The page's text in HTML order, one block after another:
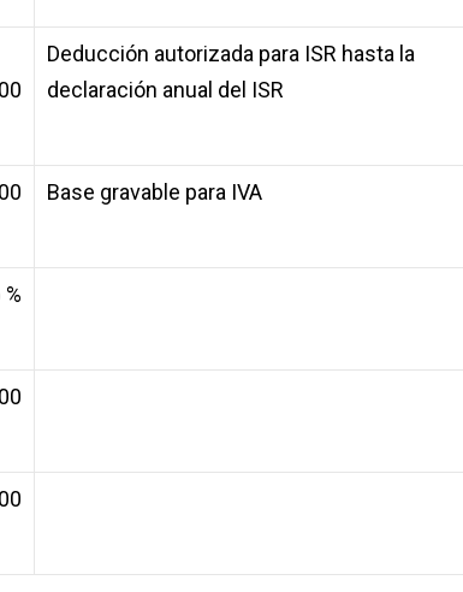
Deducción autorizada para ISR hasta la
declaración anual del ISR
Base gravable para IVA